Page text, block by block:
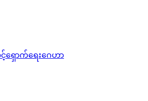
င့်ရှောက်ရေးဂေဟာ